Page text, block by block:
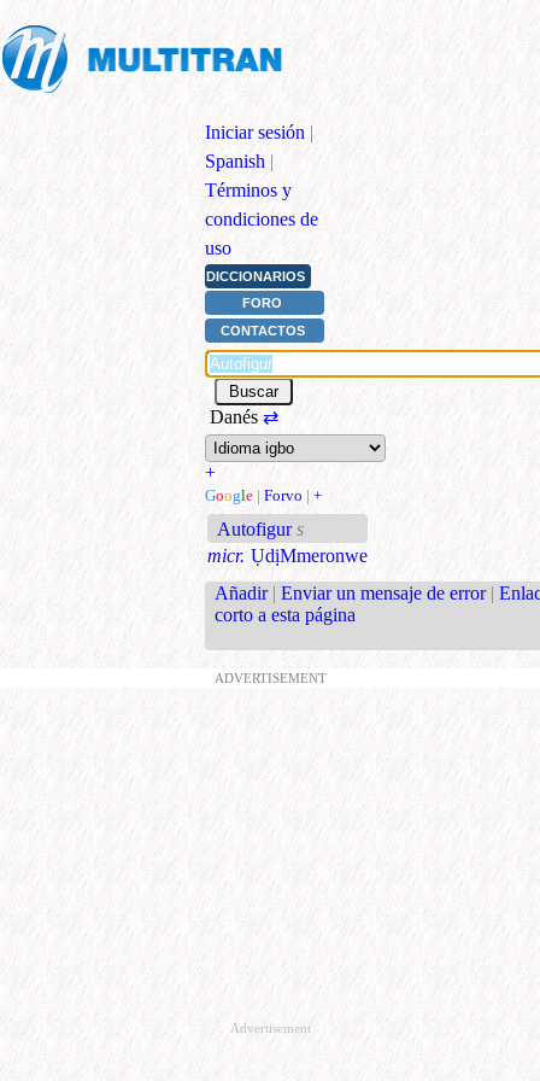
Iniciar sesión |
Spanish |
Términos y
condiciones de
uso
DICCIONARIOS
FORO
CONTACTOS
Danés ⇄
+
Google | Forvo | +
Autofigur s
micr. ỤdịMmeronwe
Añadir | Enviar un mensaje de error |
corto a esta página
ADVERTISEMENT
Advertisement